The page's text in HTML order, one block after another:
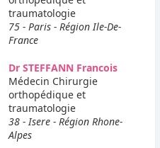
traumatologie
75 - Paris - Région Ile-De-
France
Dr STEFFANN Francois
Médecin Chirurgie
orthopédique et
traumatologie
38 - Isere - Région Rhone-
Alpes